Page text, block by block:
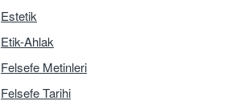
Estetik
Etik-Ahlak
Felsefe Metinleri
Felsefe Tarihi